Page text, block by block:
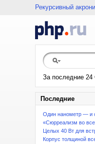
Рекурсивный
За последние 24
Последние
Один нанометр — и
«Сюрреализм во
Целых 40 Вт для
Корпус толщиной